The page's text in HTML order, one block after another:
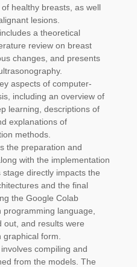
healthy breasts, as well
lesions.
a theoretical
review on breast
changes, and presents
aspects of computer-
including an overview of
learning, descriptions of
explanations of
methods.
the preparation and
with the implementation
directly impacts the
and the final
the Google Colab
language,
out, and results were
form.
compiling and
from the models. The